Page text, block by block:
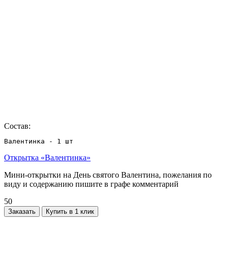
Состав:
Валентинка - 1 шт
Открытка «Валентинка»
Мини-открытки на День святого Валентина, пожелания по
виду и содержанию пишите в графе комментарий
50
Заказать Купить в 1 клик